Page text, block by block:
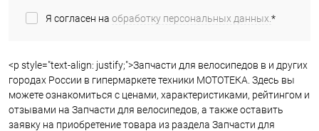
Я согласен на обработку персональных данных.*
<p style="text-align: justify;">Запчасти для велосипедов в и других
городах России в гипермаркете техники МОТОТЕКА. Здесь вы
можете ознакомиться с ценами, характеристиками, рейтингом и
отзывами на Запчасти для велосипедов, а также оставить
заявку на приобретение товара из раздела Запчасти для